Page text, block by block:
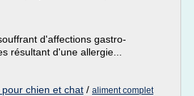
d'affections gastro-
résultant d'une allergie...
chien et chat / aliment complet